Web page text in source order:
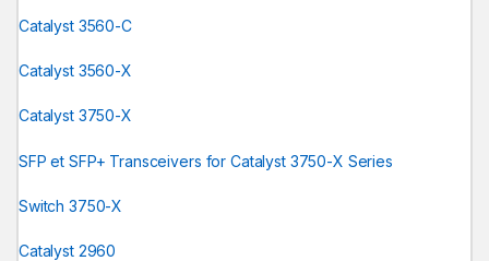
Catalyst 3560-C
Catalyst 3560-X
Catalyst 3750-X
SFP et SFP+ Transceivers for Catalyst 3750-X Series
Switch 3750-X
Catalyst 2960